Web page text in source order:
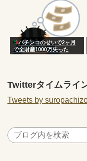
パチンコのせいで2ヶ月
で全財産1000万失った
Twitterタイムライ
Tweets by